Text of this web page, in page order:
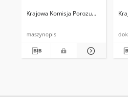
Krajowa Komisja Porozumiewawcza
maszynopis